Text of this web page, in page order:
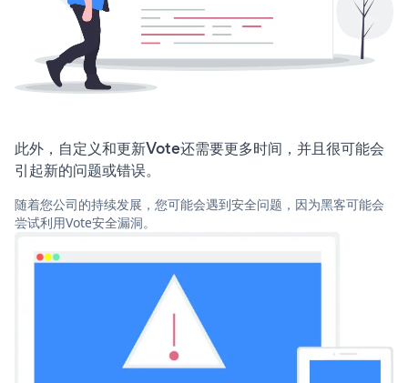
此外，自定义和更新Vote还需要更多时间，并且很可能会
引起新的问题或错误。
随着您公司的持续发展，您可能会遇到安全问题，因为黑客可能会
尝试利用Vote安全漏洞。